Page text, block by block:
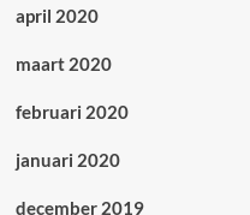
april 2020
maart 2020
februari 2020
januari 2020
december 2019